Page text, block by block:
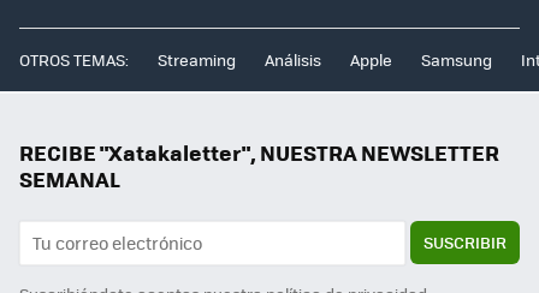
OTROS TEMAS: Streaming Análisis Apple Samsung
RECIBE "Xatakaletter", NUESTRA NEWSLETTER
SEMANAL
SUSCRIBIR